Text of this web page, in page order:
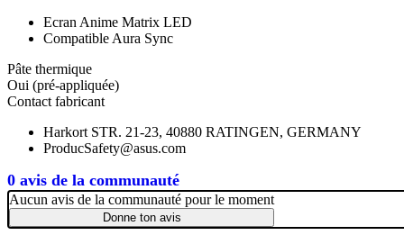
0 avis de la communauté
Ecran Anime Matrix LED
Compatible Aura Sync
Pâte thermique
Oui (pré-appliquée)
Contact fabricant
Harkort STR. 21-23, 40880 RATINGEN, GERMANY
ProducSafety@asus.com
Aucun avis de la communauté pour le moment
Donne ton avis